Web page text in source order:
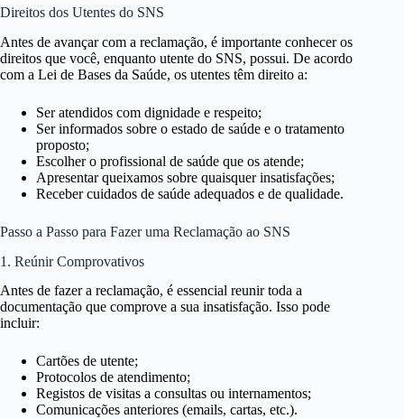
Direitos dos Utentes do SNS
Antes de avançar com a reclamação, é importante conhecer os
direitos que você, enquanto utente do SNS, possui. De acordo
com a Lei de Bases da Saúde, os utentes têm direito a:
Ser atendidos com dignidade e respeito;
Ser informados sobre o estado de saúde e o tratamento
proposto;
Escolher o profissional de saúde que os atende;
Apresentar queixamos sobre quaisquer insatisfações;
Receber cuidados de saúde adequados e de qualidade.
Passo a Passo para Fazer uma Reclamação ao SNS
1. Reúnir Comprovativos
Antes de fazer a reclamação, é essencial reunir toda a
documentação que comprove a sua insatisfação. Isso pode
incluir:
Cartões de utente;
Protocolos de atendimento;
Registos de visitas a consultas ou internamentos;
Comunicações anteriores (emails, cartas, etc.).